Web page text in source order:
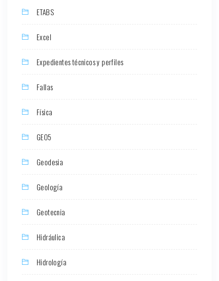
ETABS
Excel
Expedientes técnicos y perfiles
Fallas
Física
GEO5
Geodesia
Geología
Geotecnia
Hidráulica
Hidrología